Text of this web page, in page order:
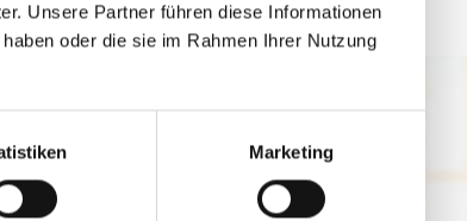
Unsere Partner führen diese Informationen
oder die sie im Rahmen Ihrer Nutzung
Marketing